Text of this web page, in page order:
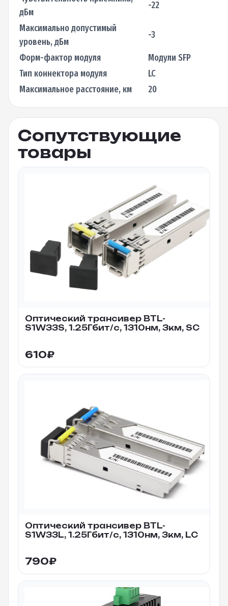
дБм
-22
Максимально допустимый
уровень, дБм
-3
Форм-фактор модуля
Модули SFP
Тип коннектора модуля
LC
Максимальное расстояние, км
20
Сопутствующие
товары
Оптический трансивер BTL-
S1W33S, 1.25Гбит/c, 1310нм, 3км, SC
610₽
Оптический трансивер BTL-
S1W33L, 1.25Гбит/c, 1310нм, 3км, LC
790₽